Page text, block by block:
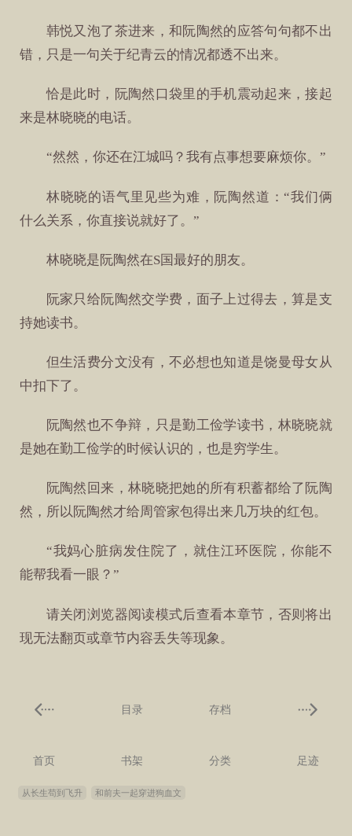
韩悦又泡了茶进来，和阮陶然的应答句句都不出
错，只是一句关于纪青云的情况都透不出来。
恰是此时，阮陶然口袋里的手机震动起来，接起
来是林晓晓的电话。
“然然，你还在江城吗？我有点事想要麻烦你。”
林晓晓的语气里见些为难，阮陶然道：“我们俩
什么关系，你直接说就好了。”
林晓晓是阮陶然在S国最好的朋友。
阮家只给阮陶然交学费，面子上过得去，算是支
持她读书。
但生活费分文没有，不必想也知道是饶曼母女从
中扣下了。
阮陶然也不争辩，只是勤工俭学读书，林晓晓就
是她在勤工俭学的时候认识的，也是穷学生。
阮陶然回来，林晓晓把她的所有积蓄都给了阮陶
然，所以阮陶然才给周管家包得出来几万块的红包。
“我妈心脏病发住院了，就住江环医院，你能不
能帮我看一眼？”
请关闭浏览器阅读模式后查看本章节，否则将出
现无法翻页或章节内容丢失等现象。
目录 存档
首页 书架 分类 足迹
从长生苟到飞升 和前夫一起穿进狗血文